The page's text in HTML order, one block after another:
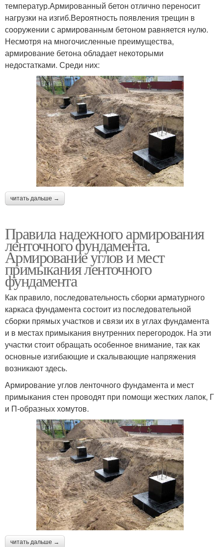
температур.Армированный бетон отлично переносит
нагрузки на изгиб.Вероятность появления трещин в
сооружении с армированным бетоном равняется нулю.
Несмотря на многочисленные преимущества,
армирование бетона обладает некоторыми
недостатками. Среди них:
читать дальше →
Правила надежного армирования
ленточного фундамента.
Армирование углов и мест
примыкания ленточного
фундамента
Как правило, последовательность сборки арматурного
каркаса фундамента состоит из последовательной
сборки прямых участков и связи их в углах фундамента
и в местах примыкания внутренних перегородок. На эти
участки стоит обращать особенное внимание, так как
основные изгибающие и скалывающие напряжения
возникают здесь.
Армирование углов ленточного фундамента и мест
примыкания стен проводят при помощи жестких лапок, Г
и П-образных хомутов.
читать дальше →